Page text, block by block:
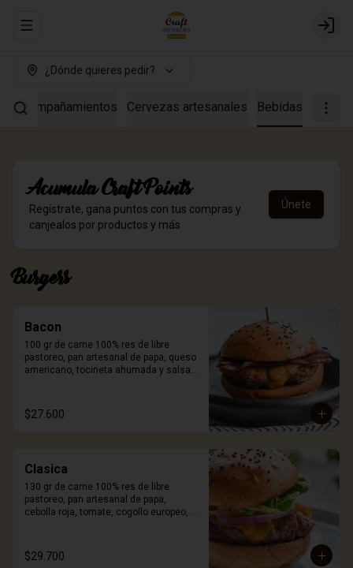
Abrir menu de navegación Login
¿Dónde quieres pedir?
Acompañamientos Cervezas artesanales Bebidas
AcumulaCraft Points
Regístrate, gana puntos con tus compras y
canjealos por productos y más
Únete
Burgers
Bacon
100 gr de carne 100% res de libre
pastoreo, pan artesanal de papa, queso
americano, tocineta ahumada y salsa
$27.600
Clasica
130 gr de carne 100% res de libre
pastoreo, pan artesanal de papa,
cebolla roja, tomate, cogollo europeo,
$29.700